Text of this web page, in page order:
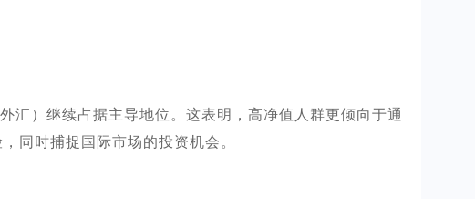
汇）继续占据主导地位。这表明，高净值人群更倾向于通
同时捕捉国际市场的投资机会。